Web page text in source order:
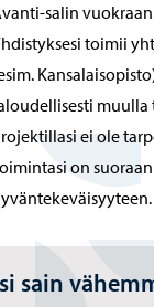
salin
toimii
muulla
ei ole
on
sain